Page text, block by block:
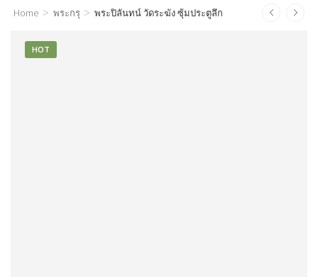
Home > พระกรุ > พระปิลันทน์ วัดระฆัง ซุ้มประตูลึก
HOT